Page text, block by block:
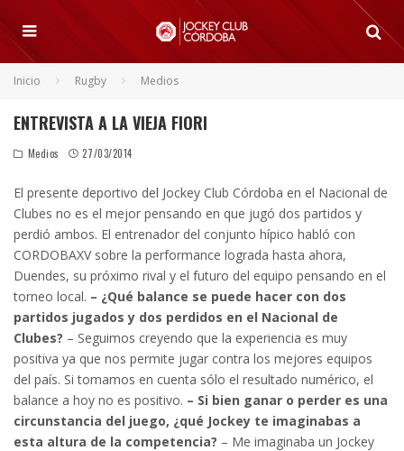
Inicio Rugby Medios
ENTREVISTA A LA VIEJA FIORI
Medios 27/03/2014
El presente deportivo del Jockey Club Córdoba en el Nacional de
Clubes no es el mejor pensando en que jugó dos partidos y
perdió ambos. El entrenador del conjunto hípico habló con
CORDOBAXV sobre la performance lograda hasta ahora,
Duendes, su próximo rival y el futuro del equipo pensando en el
torneo local. – ¿Qué balance se puede hacer con dos
partidos jugados y dos perdidos en el Nacional de
Clubes? – Seguimos creyendo que la experiencia es muy
positiva ya que nos permite jugar contra los mejores equipos
del país. Si tomamos en cuenta sólo el resultado numérico, el
balance a hoy no es positivo. – Si bien ganar o perder es una
circunstancia del juego, ¿qué Jockey te imaginabas a
esta altura de la competencia? – Me imaginaba un Jockey